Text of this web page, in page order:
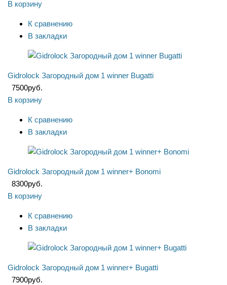
В корзину
К сравнению
В закладки
Gidrolock Загородный дом 1 winner Bugatti
7500руб.
В корзину
К сравнению
В закладки
Gidrolock Загородный дом 1 winner+ Bonomi
8300руб.
В корзину
К сравнению
В закладки
Gidrolock Загородный дом 1 winner+ Bugatti
7900руб.